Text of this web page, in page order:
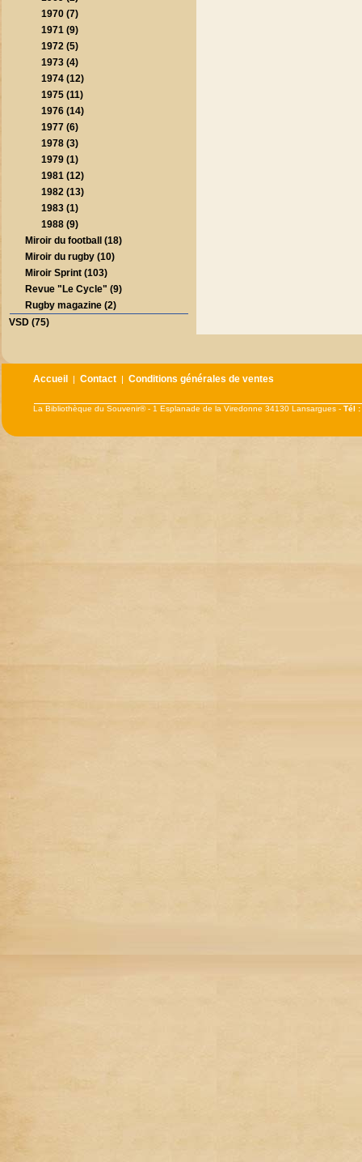
1970 (7)
1971 (9)
1972 (5)
1973 (4)
1974 (12)
1975 (11)
1976 (14)
1977 (6)
1978 (3)
1979 (1)
1981 (12)
1982 (13)
1983 (1)
1988 (9)
Miroir du football (18)
Miroir du rugby (10)
Miroir Sprint (103)
Revue "Le Cycle" (9)
Rugby magazine (2)
VSD (75)
Accueil |Contact |Conditions générales de ventes
La Bibliothèque du Souvenir® - 1 Esplanade de la Viredonne 34130 Lansargues -Tél